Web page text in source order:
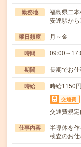
勤務地
福島県二本
安達駅か
曜日頻度 月～金
時間 09:00～
期間 長期でお仕
時給 時給1150円
交通費
交通費規
仕事内容
半導体を
検査のお